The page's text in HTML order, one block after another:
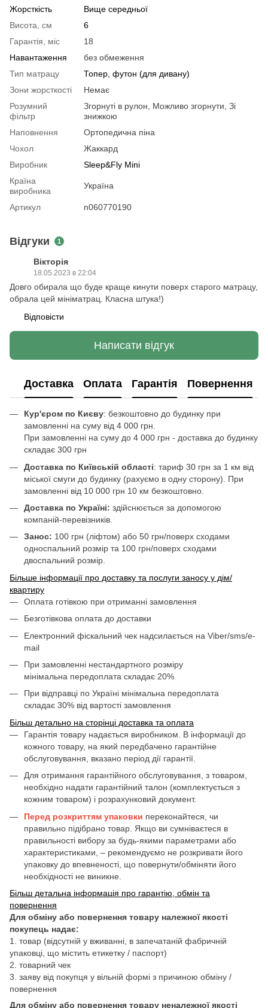
Жорсткість
Вище середньої
Висота, см
6
Гарантія, міс
18
Навантаження
без обмеження
Тип матрацу
Топер, футон (для дивану)
Зони жорсткості
Немає
Розумний
фільтр
Згорнуті в рулон, Можливо згорнути, Зі
знижкою
Наповнення
Ортопедична піна
Чохол
Жаккард
Виробник
Sleep&Fly Mini
Країна
виробника
Україна
Артикул n060770190
Відгуки 1
Вікторія
18.05.2023 в 22:04
Довго обирала що буде краще кинути поверх старого матрацу,
обрала цей мініматрац. Класна штука!)
Відповісти
Написати відгук
Доставка Оплата Гарантія Повернення
Кур'єром по Києву: безкоштовно до будинку при
замовленні на суму від 4 000 грн.
При замовленні на суму до 4 000 грн - доставка до будинку
складає 300 грн
Доставка по Київській області: тариф 30 грн за 1 км від
міської смуги до будинку (рахуємо в одну сторону). При
замовленні від 10 000 грн 10 км безкоштовно.
Доставка по Україні: здійснюється за допомогою
компаній-перевізників.
Занос: 100 грн (ліфтом) або 50 грн/поверх сходами
односпальний розмір та 100 грн/поверх сходами
двоспальний розмір.
Більше інформації про доставку та послуги заносу у дім/
квартиру
Оплата готівкою при отриманні замовлення
Безготівкова оплата до доставки
Електронний фіскальний чек надсилається на Viber/sms/e-
mail
При замовленні нестандартного розміру
мінімальна передоплата складає 20%
При відправці по Україні мінімальна передоплата
складає 30% від вартості замовлення
Більш детально на сторінці доставка та оплата
Гарантія товару надається виробником. В інформації до
кожного товару, на який передбачено гарантійне
обслуговування, вказано період дії гарантії.
Для отримання гарантійного обслуговування, з товаром,
необхідно надати гарантійний талон (комплектується з
кожним товаром) і розрахунковий документ.
Перед розкриттям упаковки переконайтеся, чи
правильно підібрано товар. Якщо ви сумніваєтеся в
правильності вибору за будь-якими параметрами або
характеристиками, – рекомендуємо не розкривати його
упаковку до впевненості, що повернути/обміняти його
необхідності не виникне.
Більш детальна інформація про гарантію, обмін та
повернення
Для обміну або повернення товару належної якості
покупець надає:
1. товар (відсутній у вживанні, в запечатаній фабричній
упаковці, що містить етикетку / паспорт)
2. товарний чек
3. заяву від покупця у вільній формі з причиною обміну /
повернення
Для обміну або повернення товару неналежної якості